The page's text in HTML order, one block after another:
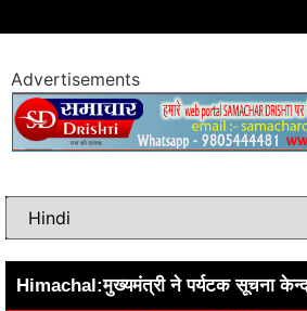
Advertisements
Himachal:मुख्यमंत्री ने पर्यटक सूचना केन्द्र